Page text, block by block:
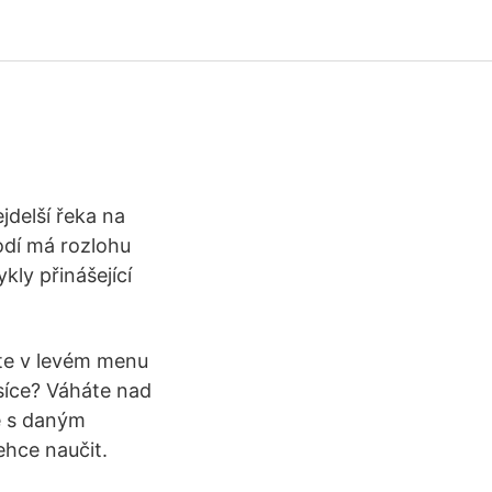
má rozlohu
přinášející
v levém menu
Váháte nad
s daným
naučit.